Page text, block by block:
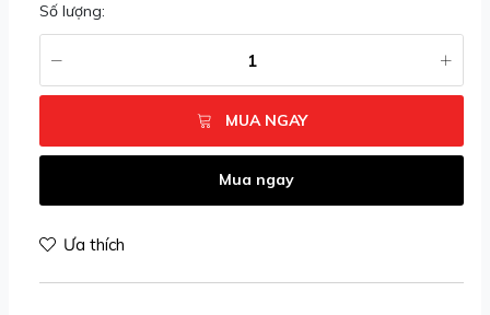
Số lượng:
MUA NGAY
Mua ngay
Ưa thích